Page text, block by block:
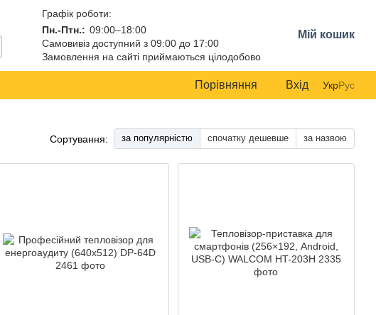
Графік роботи:
Пн.-Птн.: 09:00–18:00
Самовивіз доступний з 09:00 до 17:00
Замовлення на сайті приймаються цілодобово
Мій кошик
Порівняння Вхід УкрРус
Сортування: за популярністю спочатку дешевше за назвою